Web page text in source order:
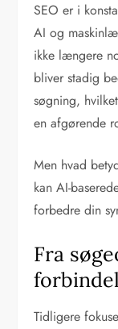
SEO er i
AI og
ikke længere
bliver stadig
søgning,
en afgørende
Men hvad
kan AI-
forbedre din
Fra
Tidligere